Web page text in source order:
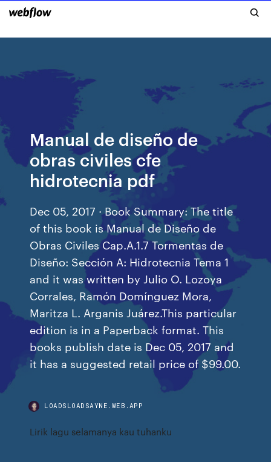
Manual de diseño de
obras civiles cfe
hidrotecnia pdf
Dec 05, 2017 · Book Summary: The title
of this book is Manual de Diseño de
Obras Civiles Cap.A.1.7 Tormentas de
Diseño: Sección A: Hidrotecnia Tema 1
and it was written by Julio O. Lozoya
Corrales, Ramón Domínguez Mora,
Maritza L. Arganis Juárez.This particular
edition is in a Paperback format. This
books publish date is Dec 05, 2017 and
it has a suggested retail price of $99.00.
LOADSLOADSAYNE.WEB.APP
Lirik lagu selamanya kau tuhanku